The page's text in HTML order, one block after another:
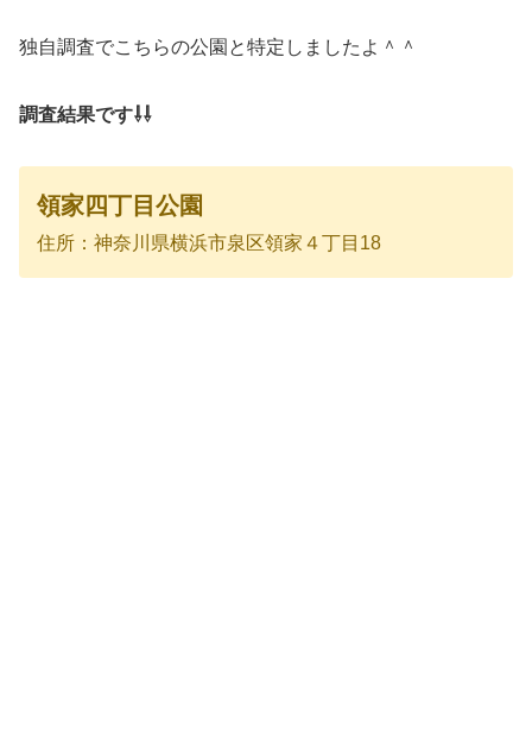
独自調査でこちらの公園と特定しましたよ＾＾
調査結果です⇩⇩
領家四丁目公園
住所：神奈川県横浜市泉区領家４丁目18